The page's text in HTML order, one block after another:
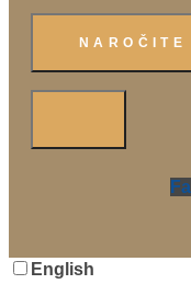
English